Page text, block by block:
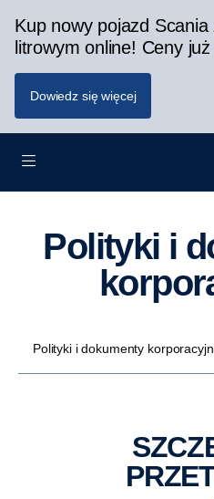
Kup nowy pojazd Scania
litrowym online! Ceny
Dowiedz się więcej
Polityki i dokumenty
Polityki i dokumenty
SZCZEGÓŁOWE POLITYKI